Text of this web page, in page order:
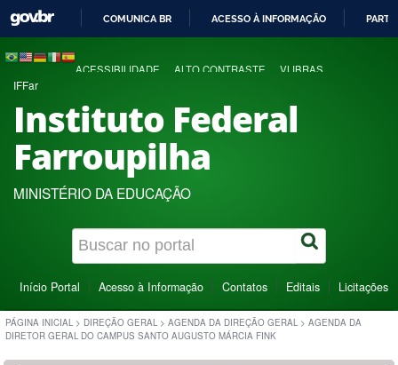
COMUNICA BR ACESSO À INFORMAÇÃO
ACESSIBILIDADE ALTO CONTRASTE VLIBRAS
IFFar
Instituto Federal
Farroupilha
MINISTÉRIO DA EDUCAÇÃO
Início Portal Acesso à Informação Contatos Editais Licitações
PÁGINA INICIAL > DIREÇÃO GERAL > AGENDA DA DIREÇÃO GERAL > AGENDA DA
DIRETOR GERAL DO CAMPUS SANTO AUGUSTO MÁRCIA FINK